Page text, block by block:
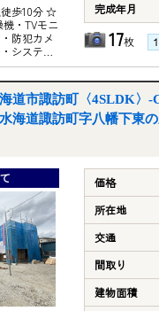
歩10分 ☆
・TVモニ
防犯カメ
システム
を吸収し
」
海道小学
道中学
ファイ
セブンイ
局……約340
完成年月
17枚
道市諏訪町〈4SLDK〉
海道諏訪町字八幡下東
価格
所在地
交通
間取り
建物面積